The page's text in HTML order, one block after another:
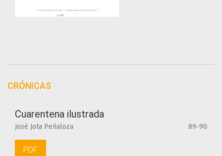
CRÓNICAS
Cuarentena ilustrada
José Jota Peñaloza 89-90
PDF